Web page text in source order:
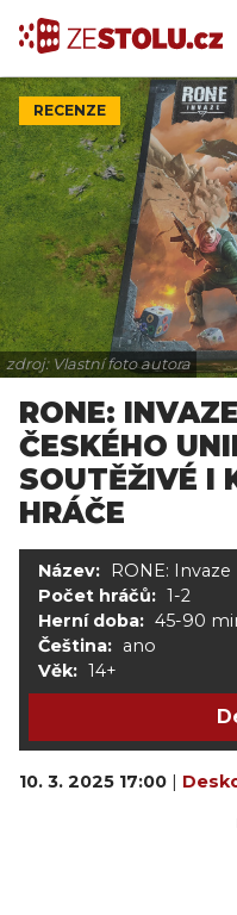
RECENZE
zdroj: Vlastní foto autora
RONE:
ČESKÉHO
SOUTĚŽIVÉ I
HRÁČE
Název:
RONE: Invaze
Počet hráčů: 1-2
Herní doba: 45-90
Čeština: ano
Věk: 14+
10. 3. 2025 17:00 |